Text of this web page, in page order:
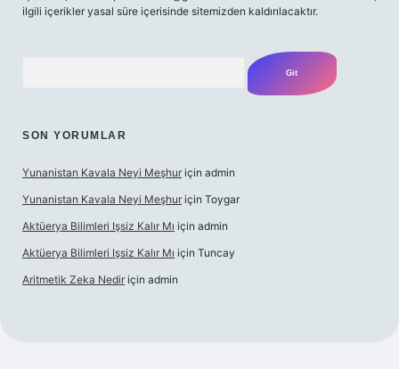
ilgili içerikler yasal süre içerisinde sitemizden kaldırılacaktır.
SON YORUMLAR
Yunanistan Kavala Neyi Meşhur için admin
Yunanistan Kavala Neyi Meşhur için Toygar
Aktüerya Bilimleri Işsiz Kalır Mı için admin
Aktüerya Bilimleri Işsiz Kalır Mı için Tuncay
Aritmetik Zeka Nedir için admin